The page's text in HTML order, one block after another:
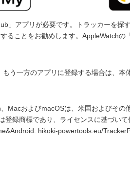
」アプリが必要です。トラッカーを探
ることをお勧めします。AppleWatchの
う一方のアプリに登録する場合は、
MacおよびmacOSは、米国およびその
登録商標であり、ライセンスに基づい
hikoki-powertools.eu/